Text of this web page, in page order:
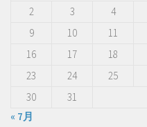
2
3 4
9
10 11
16
17 18
23
24 25
30
31
« 7月